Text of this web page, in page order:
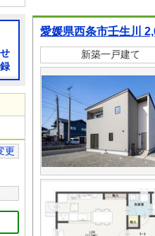
愛媛県西条市壬生川
新築一戸建て
更